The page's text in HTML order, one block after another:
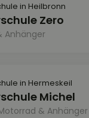
in Heilbronn
Zero
Anhänger
in Hermeskeil
Michel
& Anhänger